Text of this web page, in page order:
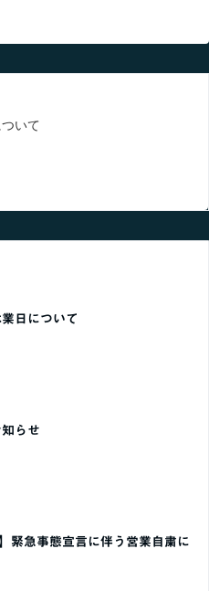
いて
日について
らせ
緊急事態宣言に伴う営業自粛に